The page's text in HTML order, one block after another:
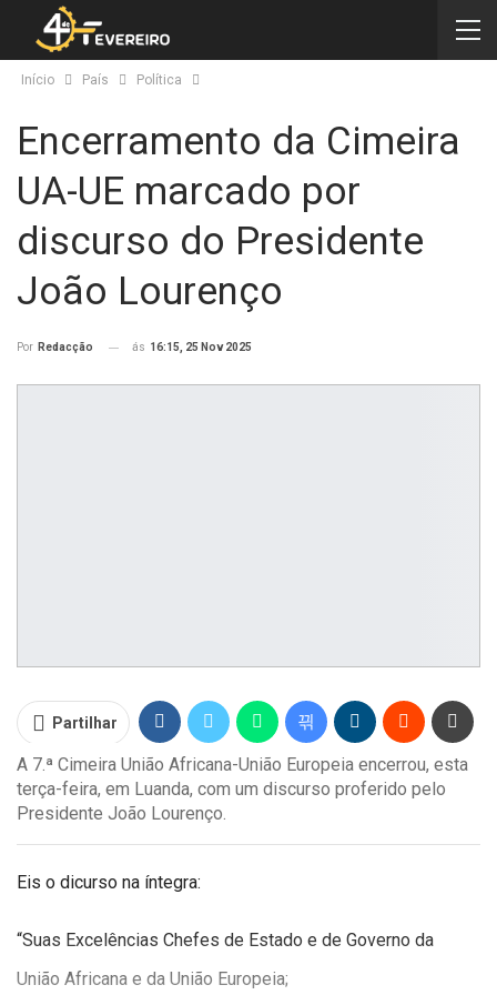
Início País Política
Encerramento da Cimeira
UA-UE marcado por
discurso do Presidente
João Lourenço
Por Redacção ás 16:15, 25 Nov 2025
Partilhar
A 7.ª Cimeira União Africana-União Europeia encerrou, esta
terça-feira, em Luanda, com um discurso proferido pelo
Presidente João Lourenço.
Eis o dicurso na íntegra:
“Suas Excelências Chefes de Estado e de Governo da
União Africana e da União Europeia;